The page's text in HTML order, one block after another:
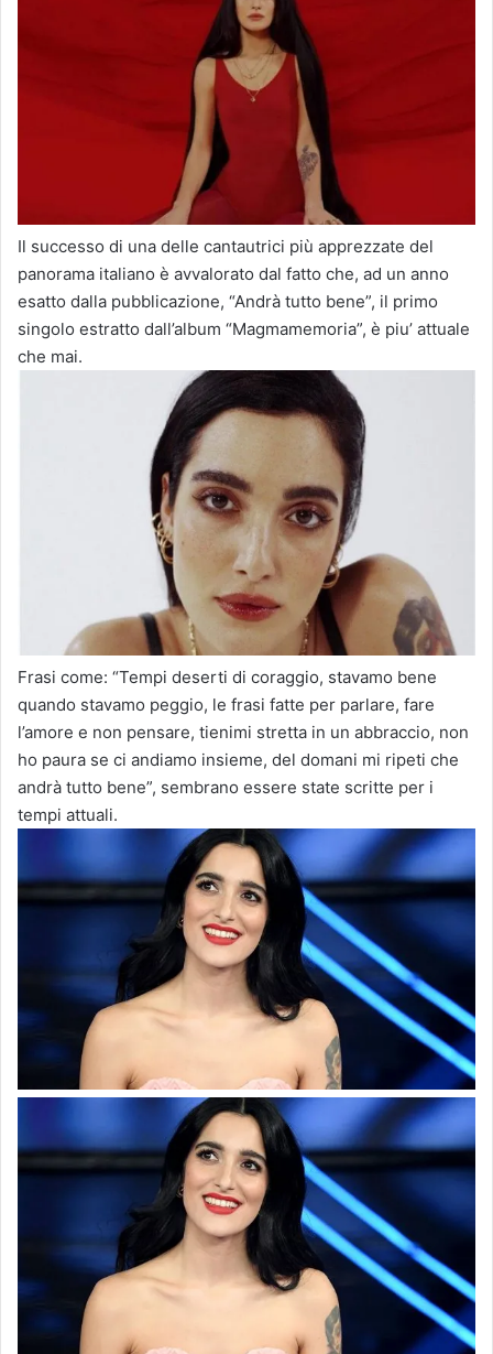
Il successo di una delle cantautrici più apprezzate del
panorama italiano è avvalorato dal fatto che, ad un anno
esatto dalla pubblicazione, “Andrà tutto bene”, il primo
singolo estratto dall’album “Magmamemoria”, è piu’ attuale
che mai.
Frasi come: “Tempi deserti di coraggio, stavamo bene
quando stavamo peggio, le frasi fatte per parlare, fare
l’amore e non pensare, tienimi stretta in un abbraccio, non
ho paura se ci andiamo insieme, del domani mi ripeti che
andrà tutto bene”, sembrano essere state scritte per i
tempi attuali.